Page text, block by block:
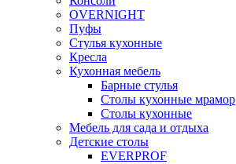
OVERNIGHT
Пуфы
Стулья кухонные
Кресла
Кухонная мебель
Барные стулья
Столы кухонные мрамор
Столы кухонные
Мебель для сада и отдыха
Детские столы
EVERPROF